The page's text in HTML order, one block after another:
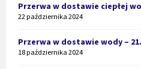
Przerwa w dostawie ciepłej
22 października 2024
Przerwa w dostawie wody –
18 października 2024